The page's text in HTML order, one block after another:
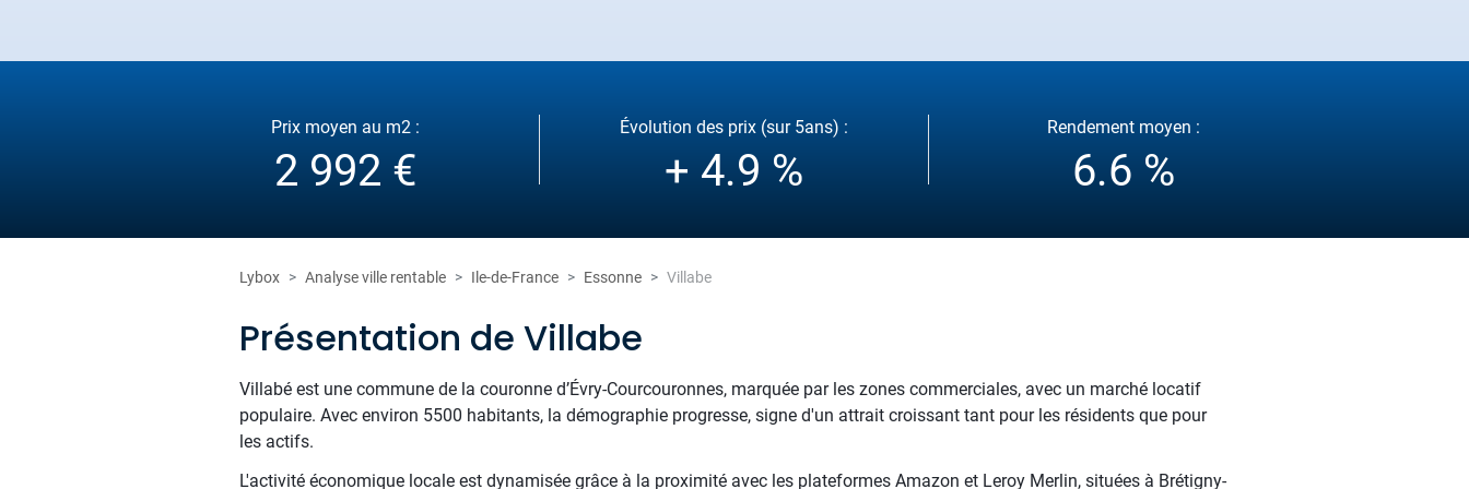
Prix moyen au m2 :
2 992 €
Évolution des prix (sur 5ans) :
+ 4.9 %
Rendement moyen :
6.6 %
Lybox Analyse ville rentable Ile-de-France Essonne Villabe
Présentation de Villabe
Villabé est une commune de la couronne d’Évry-Courcouronnes, marquée par les zones commerciales, avec un marché locatif
populaire. Avec environ 5500 habitants, la démographie progresse, signe d'un attrait croissant tant pour les résidents que pour
les actifs.
L'activité économique locale est dynamisée grâce à la proximité avec les plateformes Amazon et Leroy Merlin, situées à Brétigny-